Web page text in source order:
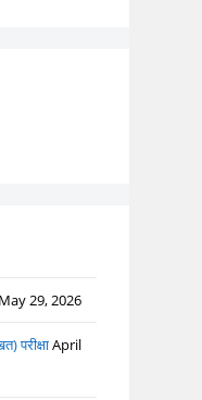
May 29, 2026
परीक्षाApril